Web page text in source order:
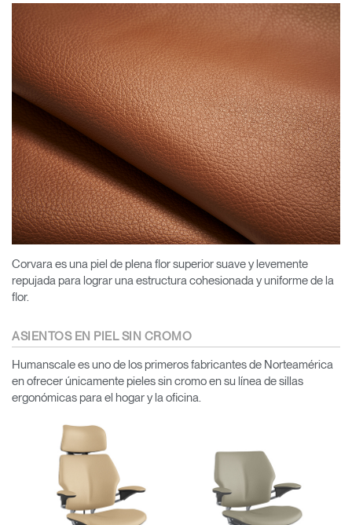
Corvara es una piel de plena flor superior suave y levemente
repujada para lograr una estructura cohesionada y uniforme de la
flor.
ASIENTOS EN PIEL SIN CROMO
Humanscale es uno de los primeros fabricantes de Norteamérica
en ofrecer únicamente pieles sin cromo en su línea de sillas
ergonómicas para el hogar y la oficina.